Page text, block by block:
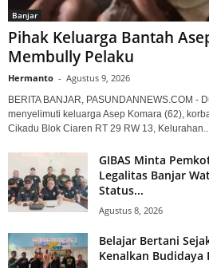
Banjar
Pihak Keluarga Bantah
Membully Pelaku
Hermanto - Agustus 9, 2026
BERITA BANJAR, PASUNDANNEWS.COM -
menyelimuti keluarga Asep Komara (62),
Cikadu Blok Ciaren RT 29 RW 13, Kelurahan...
GIBAS Minta
Legalitas Banjar
Status...
Agustus 8, 2026
Belajar Bertani
Kenalkan Budidaya